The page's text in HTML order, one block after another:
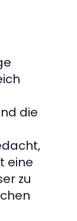
die
eine
zu